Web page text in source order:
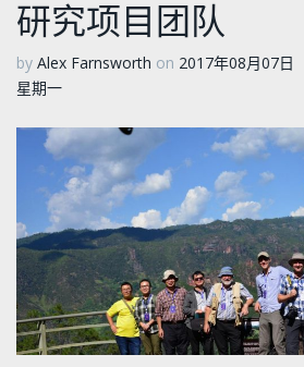
研究项目团队
by Alex Farnsworth on 2017年08月07日
星期一